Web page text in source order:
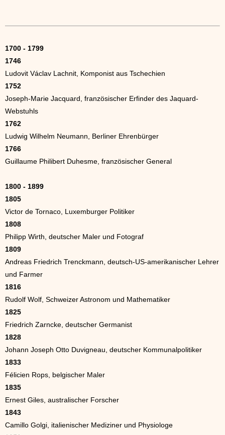
1700 - 1799
1746
Ludovit Václav Lachnit, Komponist aus Tschechien
1752
Joseph-Marie Jacquard, französischer Erfinder des Jaquard-
Webstuhls
1762
Ludwig Wilhelm Neumann, Berliner Ehrenbürger
1766
Guillaume Philibert Duhesme, französischer General
1800 - 1899
1805
Victor de Tornaco, Luxemburger Politiker
1808
Philipp Wirth, deutscher Maler und Fotograf
1809
Andreas Friedrich Trenckmann, deutsch-US-amerikanischer Lehrer
und Farmer
1816
Rudolf Wolf, Schweizer Astronom und Mathematiker
1825
Friedrich Zarncke, deutscher Germanist
1828
Johann Joseph Otto Duvigneau, deutscher Kommunalpolitiker
1833
Félicien Rops, belgischer Maler
1835
Ernest Giles, australischer Forscher
1843
Camillo Golgi, italienischer Mediziner und Physiologe